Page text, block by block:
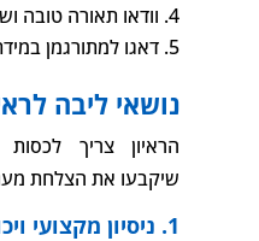
וודאו תאורה טובה
דאגו למתורגמן
נושאי ליבה
הראיון צריך
שיקבעו את הצלחת
1. ניסיון מקצועי ויכולות